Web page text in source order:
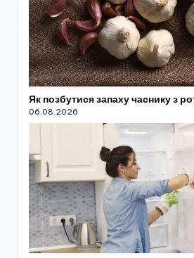
Як позбутися запаху часнику з
06.08.2026